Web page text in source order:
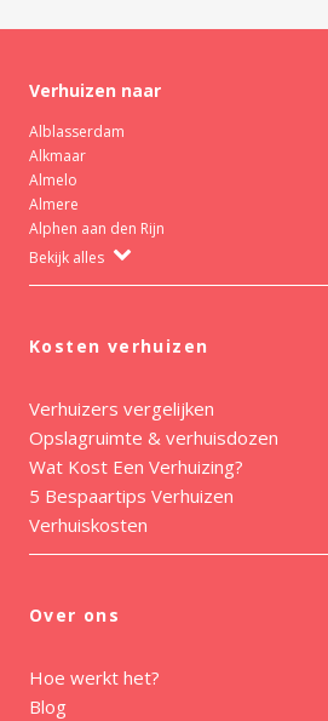
Verhuizen naar
Alblasserdam
Alkmaar
Almelo
Almere
Alphen aan den Rijn
Bekijk alles
Kosten verhuizen
Verhuizers vergelijken
Opslagruimte & verhuisdozen
Wat Kost Een Verhuizing?
5 Bespaartips Verhuizen
Verhuiskosten
Over ons
Hoe werkt het?
Blog